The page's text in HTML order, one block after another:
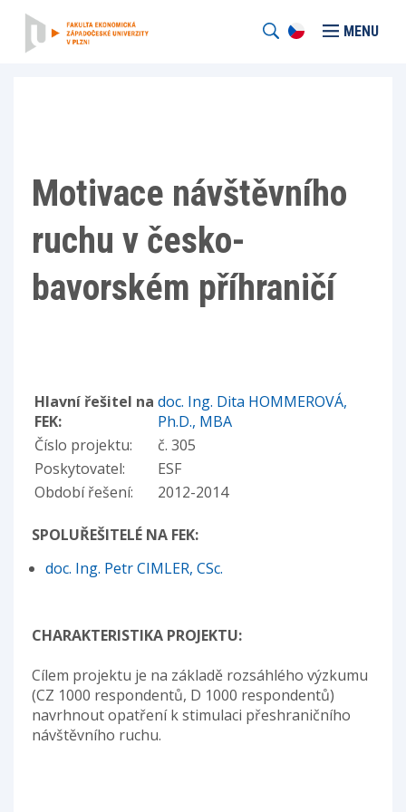
MENU
Motivace návštěvního
ruchu v česko-
bavorském příhraničí
Hlavní řešitel na
FEK:
doc. Ing. Dita HOMMEROVÁ,
Ph.D., MBA
Číslo projektu:
č. 305
Poskytovatel:
ESF
Období řešení:
2012-2014
SPOLUŘEŠITELÉ NA FEK:
doc. Ing. Petr CIMLER, CSc.
CHARAKTERISTIKA PROJEKTU:
Cílem projektu je na základě rozsáhlého výzkumu
(CZ 1000 respondentů, D 1000 respondentů)
navrhnout opatření k stimulaci přeshraničního
návštěvního ruchu.